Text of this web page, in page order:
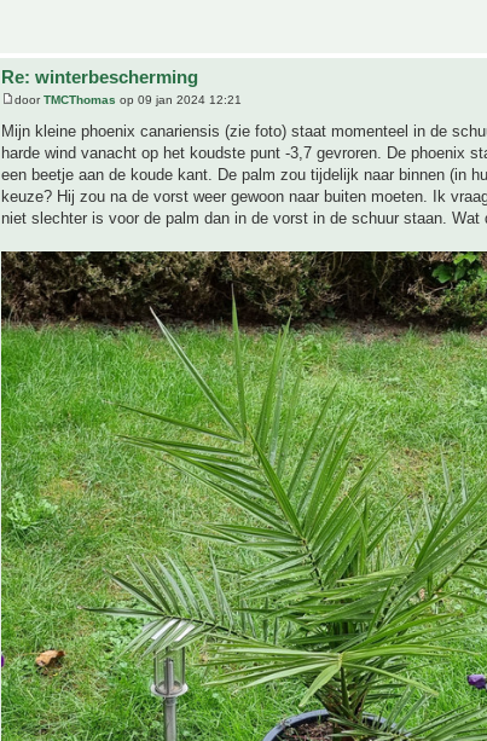
Re: winterbescherming
doorTMCThomas op 09 jan 2024 12:21
Mijn kleine phoenix canariensis (zie foto) staat momenteel in de
harde wind vanacht op het koudste punt -3,7 gevroren. De phoenix
een beetje aan de koude kant. De palm zou tijdelijk naar binnen (in
keuze? Hij zou na de vorst weer gewoon naar buiten moeten. Ik
niet slechter is voor de palm dan in de vorst in de schuur staan. Wat